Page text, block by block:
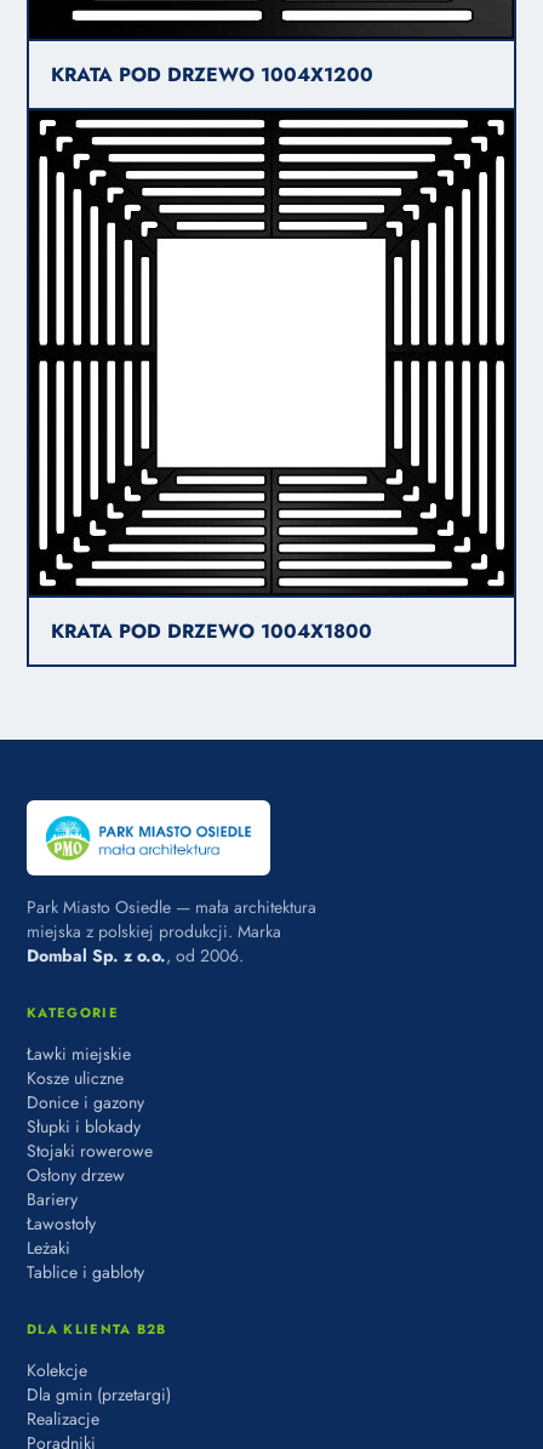
KRATA POD DRZEWO 1004X1200
KRATA POD DRZEWO 1004X1800
Park Miasto Osiedle — mała architektura
miejska z polskiej produkcji. Marka
Dombal Sp. z o.o., od 2006.
KATEGORIE
Ławki miejskie
Kosze uliczne
Donice i gazony
Słupki i blokady
Stojaki rowerowe
Osłony drzew
Bariery
Ławostoły
Leżaki
Tablice i gabloty
DLA KLIENTA B2B
Kolekcje
Dla gmin (przetargi)
Realizacje
Poradniki